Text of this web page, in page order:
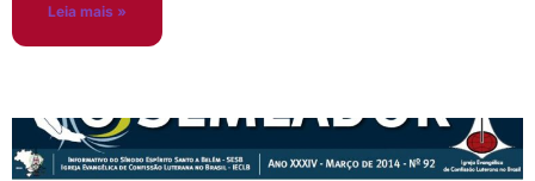
Leia mais »